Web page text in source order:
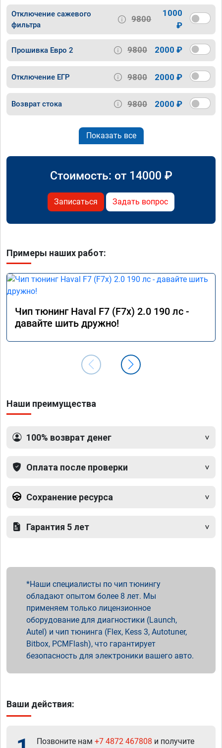
Отключение сажевого
фильтра
9800
1000
₽
Прошивка Евро 2 9800 2000 ₽
Отключение ЕГР 9800 2000 ₽
Возврат стока 9800 2000 ₽
Показать все
Стоимость: от 14000 ₽
Записаться Задать вопрос
Примеры наших работ:
Чип тюнинг Haval F7 (F7x) 2.0 190 лс -
давайте шить дружно!
Наши преимущества
100% возврат денег
Оплата после проверки
Сохранение ресурса
Гарантия 5 лет
Наши специалисты по чип тюнингу
обладают опытом более 8 лет. Мы
применяем только лицензионное
оборудование для диагностики (Launch,
Autel) и чип тюнинга (Flex, Kess 3, Autotuner,
Bitbox, PCMFlash), что гарантирует
безопасность для электроники вашего авто.
Ваши действия:
Позвоните нам +7 4872 467808 и получите